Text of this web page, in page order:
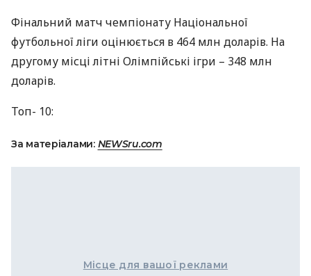
Фінальний матч чемпіонату Національної
футбольної ліги оцінюється в 464 млн доларів. На
другому місці літні Олімпійські ігри – 348 млн
доларів.
Топ- 10:
За матеріалами: NEWSru.com
Місце для вашої реклами